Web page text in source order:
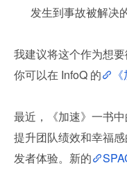
发生到事故被解决
我建议将这个作为想
你可以在 InfoQ 的
最近，《加速》一书
提升团队绩效和幸福
发者体验。新的